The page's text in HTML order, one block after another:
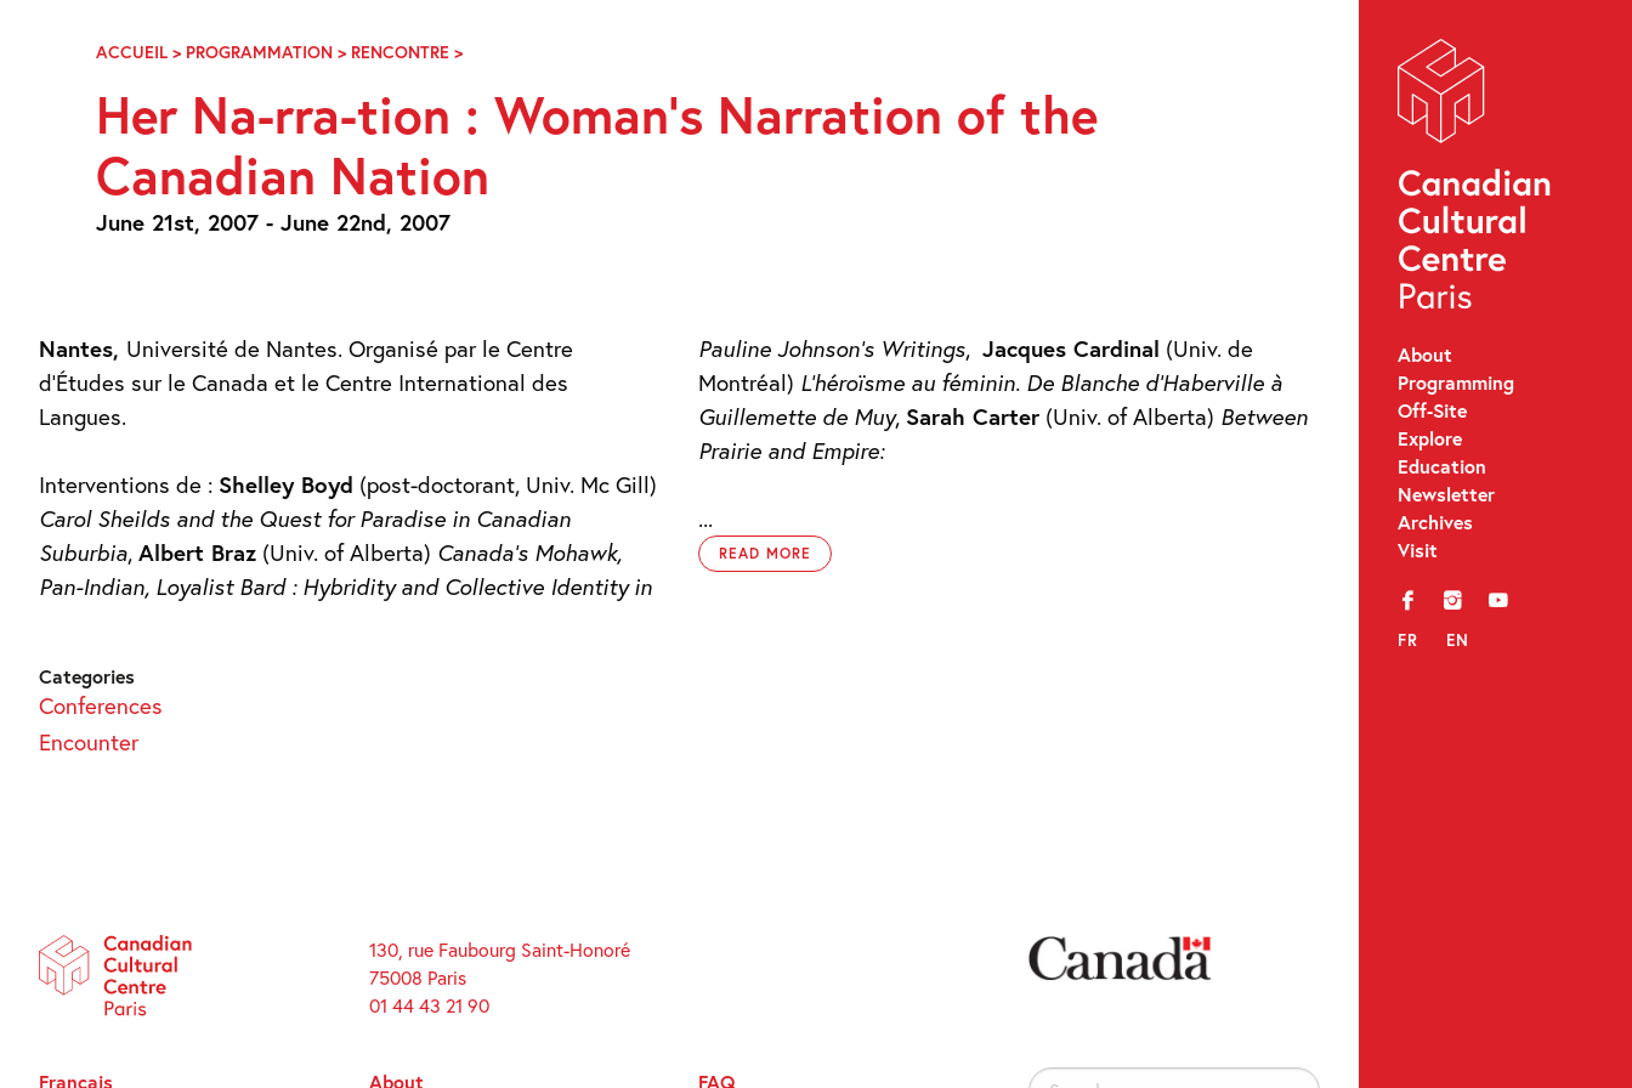
Navigation
About
Programming
Off-Site
Explore
Education
Newsletter
Archives
Visit
f i y
FR EN
ACCUEIL > PROGRAMMATION > RENCONTRE >LEUR
RRA-
TION
NARRATION
Her Na-rra-tion : Woman’s Narration of the
Canadian Nation
June 21st, 2007 - June 22nd, 2007
Nantes, Université de Nantes. Organisé par le Centre
d’Études sur le Canada et le Centre International des
Langues.
Interventions de : Shelley Boyd (post-doctorant, Univ. Mc Gill)
Carol Sheilds and the Quest for Paradise in Canadian
Suburbia, Albert Braz (Univ. of Alberta) Canada’s Mohawk,
Pan-Indian, Loyalist Bard : Hybridity and Collective Identity in
Pauline Johnson’s Writings, Jacques Cardinal (Univ. de
Montréal) L’héroïsme au féminin. De Blanche d’Haberville à
Guillemette de Muy, Sarah Carter (Univ. of Alberta) Between
Prairie and Empire:
...
READ MORE
Categories
Conferences
Encounter
130, rue Faubourg Saint-Honoré
75008 Paris
01 44 43 21 90
Search
About FAQ
Français